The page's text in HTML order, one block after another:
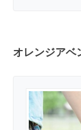
オレンジアベ